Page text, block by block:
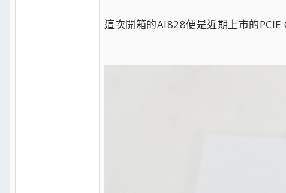
這次開箱的AI828便是近期上市的PCIE